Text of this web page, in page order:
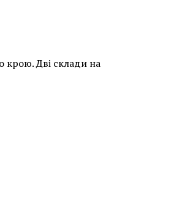
крою. Дві склади на